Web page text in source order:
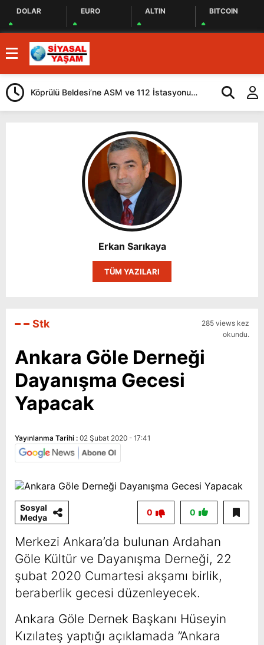
DOLAR EURO ALTIN BITCOIN
Köprülü Beldesi’ne ASM ve 112 İstasyonu
Yapılacak
Ardahan’da
Erkan Sarıkaya
TÜM YAZILARI
Stk
285 views kez
okundu.
Ankara Göle Derneği
Dayanışma Gecesi
Yapacak
Yayınlanma Tarihi : 02 Şubat 2020 - 17:41
Sosyal
Medya
0
0
Merkezi Ankara’da bulunan Ardahan
Göle Kültür ve Dayanışma Derneği, 22
şubat 2020 Cumartesi akşamı birlik,
beraberlik gecesi düzenleyecek.
Ankara Göle Dernek Başkanı Hüseyin
Kızılateş yaptığı açıklamada ”Ankara